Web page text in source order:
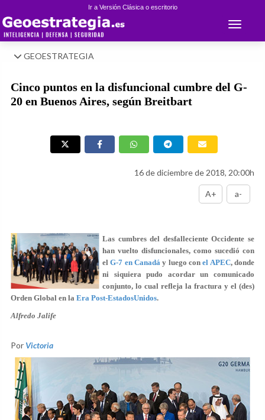
Ir a Versión Clásica o escritorio
Toggle
GEOESTRATEGIA
Cinco puntos en la disfuncional cumbre del G-
20 en Buenos Aires, según Breitbart
16 de diciembre de 2018, 20:00h
A+ a-
Las cumbres del desfalleciente Occidente se
han vuelto disfuncionales, como sucedió con
elG-7 en Canadá y luego conel APEC, donde
ni siquiera pudo acordar un comunicado
conjunto, lo cual refleja la fractura y el (des)
Orden Global en la Era Post-EstadosUnidos.
Alfredo Jalife
Por Victoria